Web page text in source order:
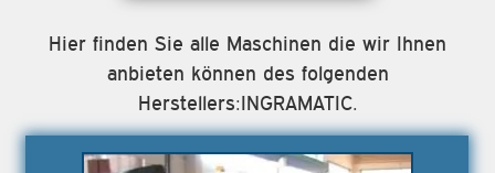
Hier finden Sie alle Maschinen die wir Ihnen
anbieten können des folgenden
Herstellers:INGRAMATIC.